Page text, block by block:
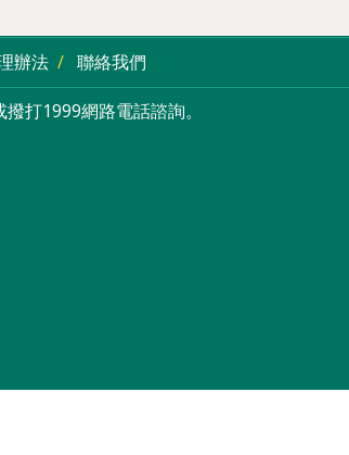
辦法 聯絡我們
打1999網路電話諮詢。